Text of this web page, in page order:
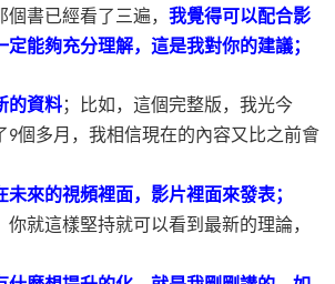
書已經看了三遍， 我覺得可以配合影
能夠充分理解，這是我對你的建議；
的資料；比如，這個完整版，我光今
9個多月，我相信現在的內容又比之前會
來的視頻裡面，影片裡面來發表；
就這樣堅持就可以看到最新的理論，